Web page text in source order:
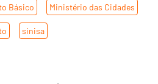
Básico Ministério das Cidades
sinisa